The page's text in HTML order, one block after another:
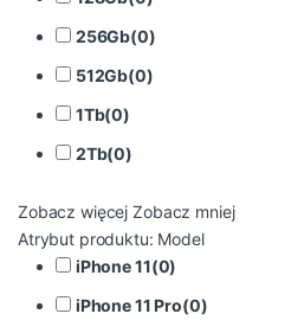
256Gb(0)
512Gb(0)
1Tb(0)
2Tb(0)
Zobacz więcej Zobacz mniej
Atrybut produktu: Model
iPhone 11(0)
iPhone 11 Pro(0)